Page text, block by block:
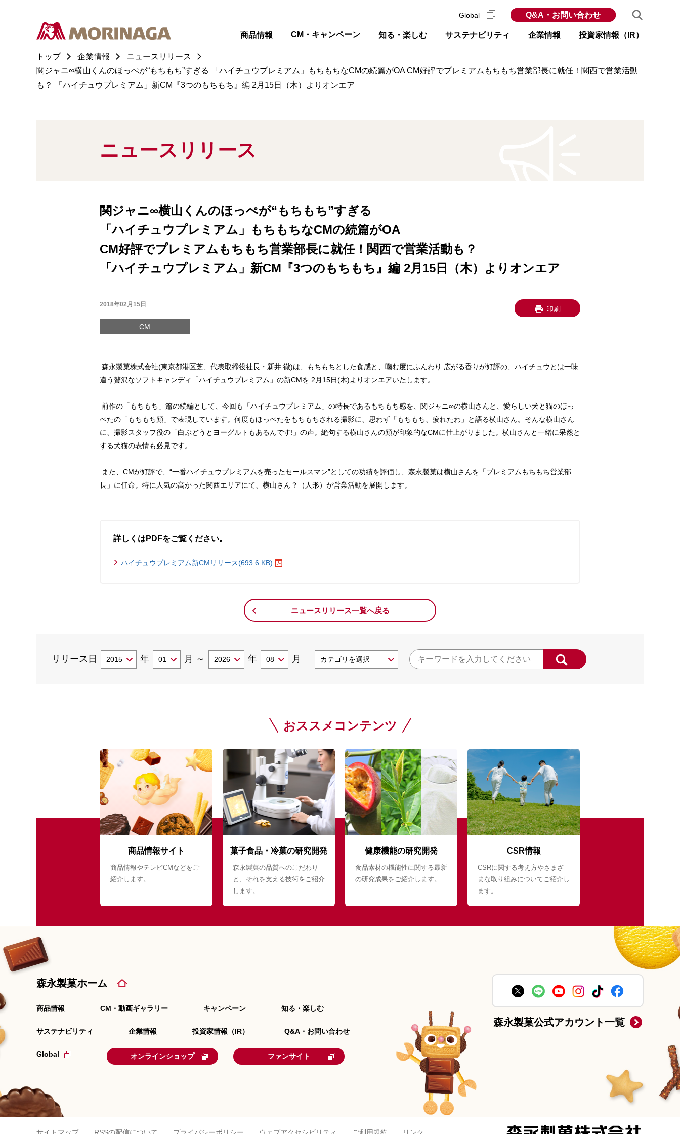
商品情報 CM・キャンペーン 知る・楽しむ サステナビリティ 企業情報 投資家情報（IR）
Global Q&A・お問い合わせ
トップ 企業情報
ニュースリリース
関ジャニ∞横山くんのほっぺが“もちもち”すぎる 「ハイチュウプレミアム」もちもちなCMの続篇がOA CM好評でプレミアムもちもち営業部長に就任！関西で営業活動
も？ 「ハイチュウプレミアム」新CM『3つのもちもち』編 2月15日（木）よりオンエア
ニュースリリース
関ジャニ∞横山くんのほっぺが“もちもち”すぎる
「ハイチュウプレミアム」もちもちなCMの続篇がOA
CM好評でプレミアムもちもち営業部長に就任！関西で営業活動も？
「ハイチュウプレミアム」新CM『3つのもちもち』編 2月15日（木）よりオンエア
印刷
2018年02月15日
CM
森永製菓株式会社(東京都港区芝、代表取締役社長・新井 徹)は、もちもちとした食感と、噛む度にふんわり 広がる香りが好評の、ハイチュウとは一味
違う贅沢なソフトキャンディ「ハイチュウプレミアム」の新CMを 2月15日(木)よりオンエアいたします。
前作の「もちもち」篇の続編として、今回も「ハイチュウプレミアム」の特長であるもちもち感を、関ジャニ∞の横山さんと、愛らしい犬と猫のほっ
ぺたの「もちもち顔」で表現しています。何度もほっぺたをもちもちされる撮影に、思わず「もちもち、疲れたわ」と語る横山さん。そんな横山さん
に、撮影スタッフ役の「白ぶどうとヨーグルトもあるんです!」の声。絶句する横山さんの顔が印象的なCMに仕上がりました。横山さんと一緒に呆然と
する犬猫の表情も必見です。
また、CMが好評で、“一番ハイチュウプレミアムを売ったセールスマン”としての功績を評価し、森永製菓は横山さんを「プレミアムもちもち営業部
長」に任命。特に人気の高かった関西エリアにて、横山さん？（人形）が営業活動を展開します。
詳しくはPDFをご覧ください。
ハイチュウプレミアム新CMリリース(693.6 KB)
ニュースリリース一覧へ戻る
リリース日 年 月 ～ 年 月
おススメコンテンツ
商品情報サイト
商品情報やテレビCMなどをご
紹介します。
菓子食品・冷菓の研究開発
森永製菓の品質へのこだわり
と、それを支える技術をご紹介
します。
健康機能の研究開発
食品素材の機能性に関する最新
の研究成果をご紹介します。
CSR情報
CSRに関する考え方やさまざ
まな取り組みについてご紹介し
ます。
森永製菓ホーム
商品情報 CM・動画ギャラリー キャンペーン 知る・楽しむ
サステナビリティ 企業情報 投資家情報（IR） Q&A・お問い合わせ
Global オンラインショップ ファンサイト
森永製菓公式アカウント一覧